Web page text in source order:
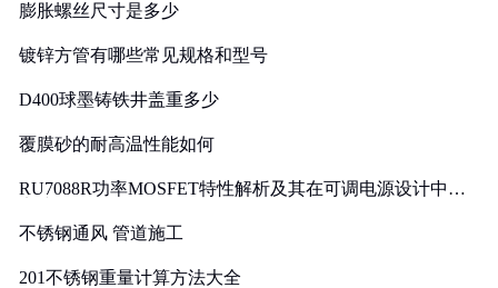
膨胀螺丝尺寸是多少
镀锌方管有哪些常见规格和型号
D400球墨铸铁井盖重多少
覆膜砂的耐高温性能如何
RU7088R功率MOSFET特性解析及其在可调电源设计中的
不锈钢通风 管道施工
201不锈钢重量计算方法大全